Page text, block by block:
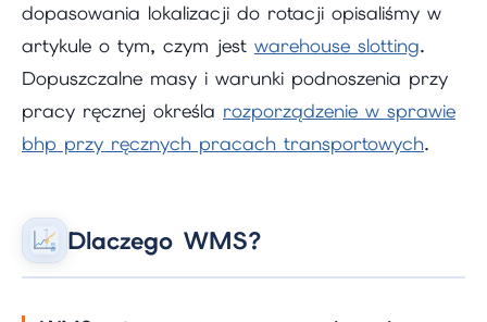
dopasowania lokalizacji do rotacji opisaliśmy w
artykule o tym, czym jest warehouse slotting.
Dopuszczalne masy i warunki podnoszenia przy
pracy ręcznej określa rozporządzenie w sprawie
bhp przy ręcznych pracach transportowych.
Dlaczego WMS?